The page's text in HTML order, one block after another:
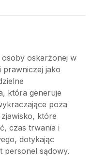
oskarżonej w
prawniczej jako
która generuje
poza
które
czas trwania i
dotykając
personel sądowy.